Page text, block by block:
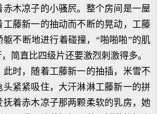
木凉子的小骚屄。整个房间是一屋
藤新一的抽动而不断的晃动，工藤
不断地进行着碰撞，“啪啪啪”的肌
简直比四级片还要激烈刺激得多。
时，随着工藤新一的抽插，米雪不
头紧紧吸住，大汗淋淋工藤新一的拼
着赤木凉子那两颗柔软的乳房，她